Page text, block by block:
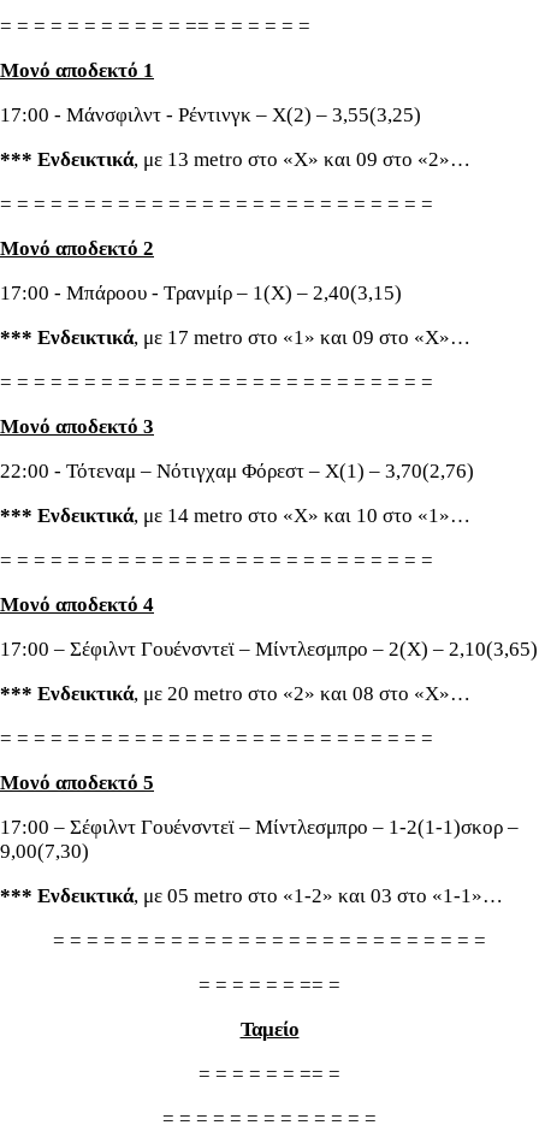
= = = = = = = = = = = == = = = = = =
Μονό αποδεκτό 1
17:00 - Μάνσφιλντ - Ρέντινγκ – Χ(2) – 3,55(3,25)
*** Ενδεικτικά, με 13 metro στο «Χ» και 09 στο «2»…
= = = = = = = = = = = = = = = = = = = = = = = = = =
Μονό αποδεκτό 2
17:00 - Μπάροου - Τρανμίρ – 1(Χ) – 2,40(3,15)
*** Ενδεικτικά, με 17 metro στο «1» και 09 στο «Χ»…
= = = = = = = = = = = = = = = = = = = = = = = = = =
Μονό αποδεκτό 3
22:00 - Τότεναμ – Νότιγχαμ Φόρεστ – Χ(1) – 3,70(2,76)
*** Ενδεικτικά, με 14 metro στο «Χ» και 10 στο «1»…
= = = = = = = = = = = = = = = = = = = = = = = = = =
Μονό αποδεκτό 4
17:00 – Σέφιλντ Γουένσντεϊ – Μίντλεσμπρο – 2(Χ) – 2,10(3,65)
*** Ενδεικτικά, με 20 metro στο «2» και 08 στο «Χ»…
= = = = = = = = = = = = = = = = = = = = = = = = = =
Μονό αποδεκτό 5
17:00 – Σέφιλντ Γουένσντεϊ – Μίντλεσμπρο – 1-2(1-1)σκορ –
9,00(7,30)
*** Ενδεικτικά, με 05 metro στο «1-2» και 03 στο «1-1»…
= = = = = = = = = = = = = = = = = = = = = = = = = =
= = = = = = == =
Ταμείο
= = = = = = == =
= = = = = = = = = = = = =